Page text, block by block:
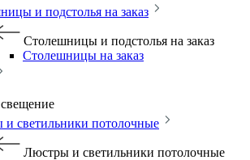
и подстолья на заказ
Столешницы и подстолья на заказ
Столешницы на заказ
светильники потолочные
Люстры и светильники потолочные